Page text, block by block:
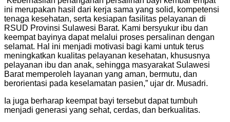
ini merupakan hasil dari kerja sama yang solid, kompetensi
tenaga kesehatan, serta kesiapan fasilitas pelayanan di
RSUD Provinsi Sulawesi Barat. Kami bersyukur ibu dan
keempat bayinya dapat melalui proses persalinan dengan
selamat. Hal ini menjadi motivasi bagi kami untuk terus
meningkatkan kualitas pelayanan kesehatan, khususnya
pelayanan ibu dan anak, sehingga masyarakat Sulawesi
Barat memperoleh layanan yang aman, bermutu, dan
berorientasi pada keselamatan pasien,” ujar dr. Musadri.
Ia juga berharap keempat bayi tersebut dapat tumbuh
menjadi generasi yang sehat, cerdas, dan berkualitas.